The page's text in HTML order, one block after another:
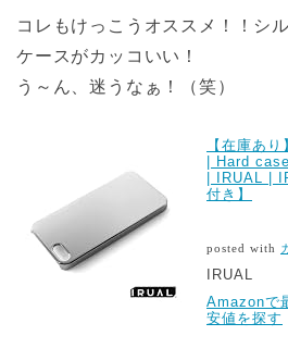
コレもけっこうオススメ！！シ
ケースがカッコいい！
う～ん、迷うなぁ！（笑）
【在庫あ
| Hard
| IRUAL |
付き】
posted with
IRUAL
Amazonで
安値を探す